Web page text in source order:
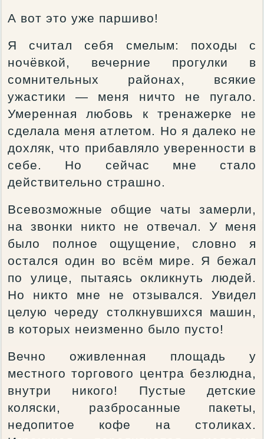
А вот это уже паршиво!
Я считал себя смелым: походы с
ночёвкой, вечерние прогулки в
сомнительных районах, всякие
ужастики — меня ничто не пугало.
Умеренная любовь к тренажерке не
сделала меня атлетом. Но я далеко не
дохляк, что прибавляло уверенности в
себе. Но сейчас мне стало
действительно страшно.
Всевозможные общие чаты замерли,
на звонки никто не отвечал. У меня
было полное ощущение, словно я
остался один во всём мире. Я бежал
по улице, пытаясь окликнуть людей.
Но никто мне не отзывался. Увидел
целую череду столкнувшихся машин,
в которых неизменно было пусто!
Вечно оживленная площадь у
местного торгового центра безлюдна,
внутри никого! Пустые детские
коляски, разбросанные пакеты,
недопитое кофе на столиках.